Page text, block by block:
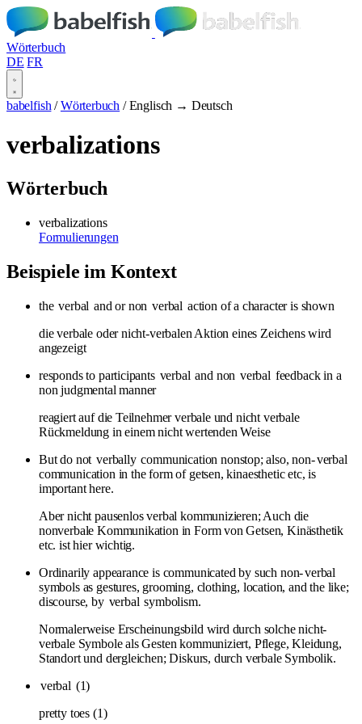
Wörterbuch
DE FR
babelfish / Wörterbuch / Englisch → Deutsch
verbalizations
Wörterbuch
verbalizations
Formulierungen
Beispiele im Kontext
the verbal and or non verbal action of a character is shown
die verbale oder nicht-verbalen Aktion eines Zeichens wird
angezeigt
responds to participants verbal and non verbal feedback in a
non judgmental manner
reagiert auf die Teilnehmer verbale und nicht verbale
Rückmeldung in einem nicht wertenden Weise
But do not verbally communication nonstop; also, non-verbal
communication in the form of getsen, kinaesthetic etc, is
important here.
Aber nicht pausenlos verbal kommunizieren; Auch die
nonverbale Kommunikation in Form von Getsen, Kinästhetik
etc. ist hier wichtig.
Ordinarily appearance is communicated by such non-verbal
symbols as gestures, grooming, clothing, location, and the like;
discourse, by verbal symbolism.
Normalerweise Erscheinungsbild wird durch solche nicht-
verbale Symbole als Gesten kommuniziert, Pflege, Kleidung,
Standort und dergleichen; Diskurs, durch verbale Symbolik.
verbal (1)
pretty toes (1)